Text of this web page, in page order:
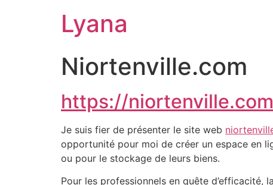
Lyana
Niortenville.com
https://niortenville.com
Je suis fier de présenter le site web
opportunité pour moi de créer un espace en
ou pour le stockage de leurs biens.
Pour les professionnels en quête d’efficacité,